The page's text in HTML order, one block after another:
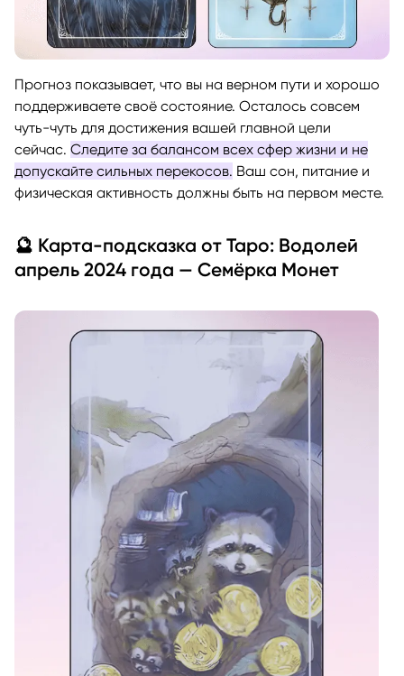
Прогноз показывает, что вы на верном пути и хорошо
поддерживаете своё состояние. Осталось совсем
чуть-чуть для достижения вашей главной цели
сейчас. Следите за балансом всех сфер жизни и не
допускайте сильных перекосов. Ваш сон, питание и
физическая активность должны быть на первом месте.
🔮 Карта-подсказка от Таро: Водолей
апрель 2024 года — Семёрка Монет